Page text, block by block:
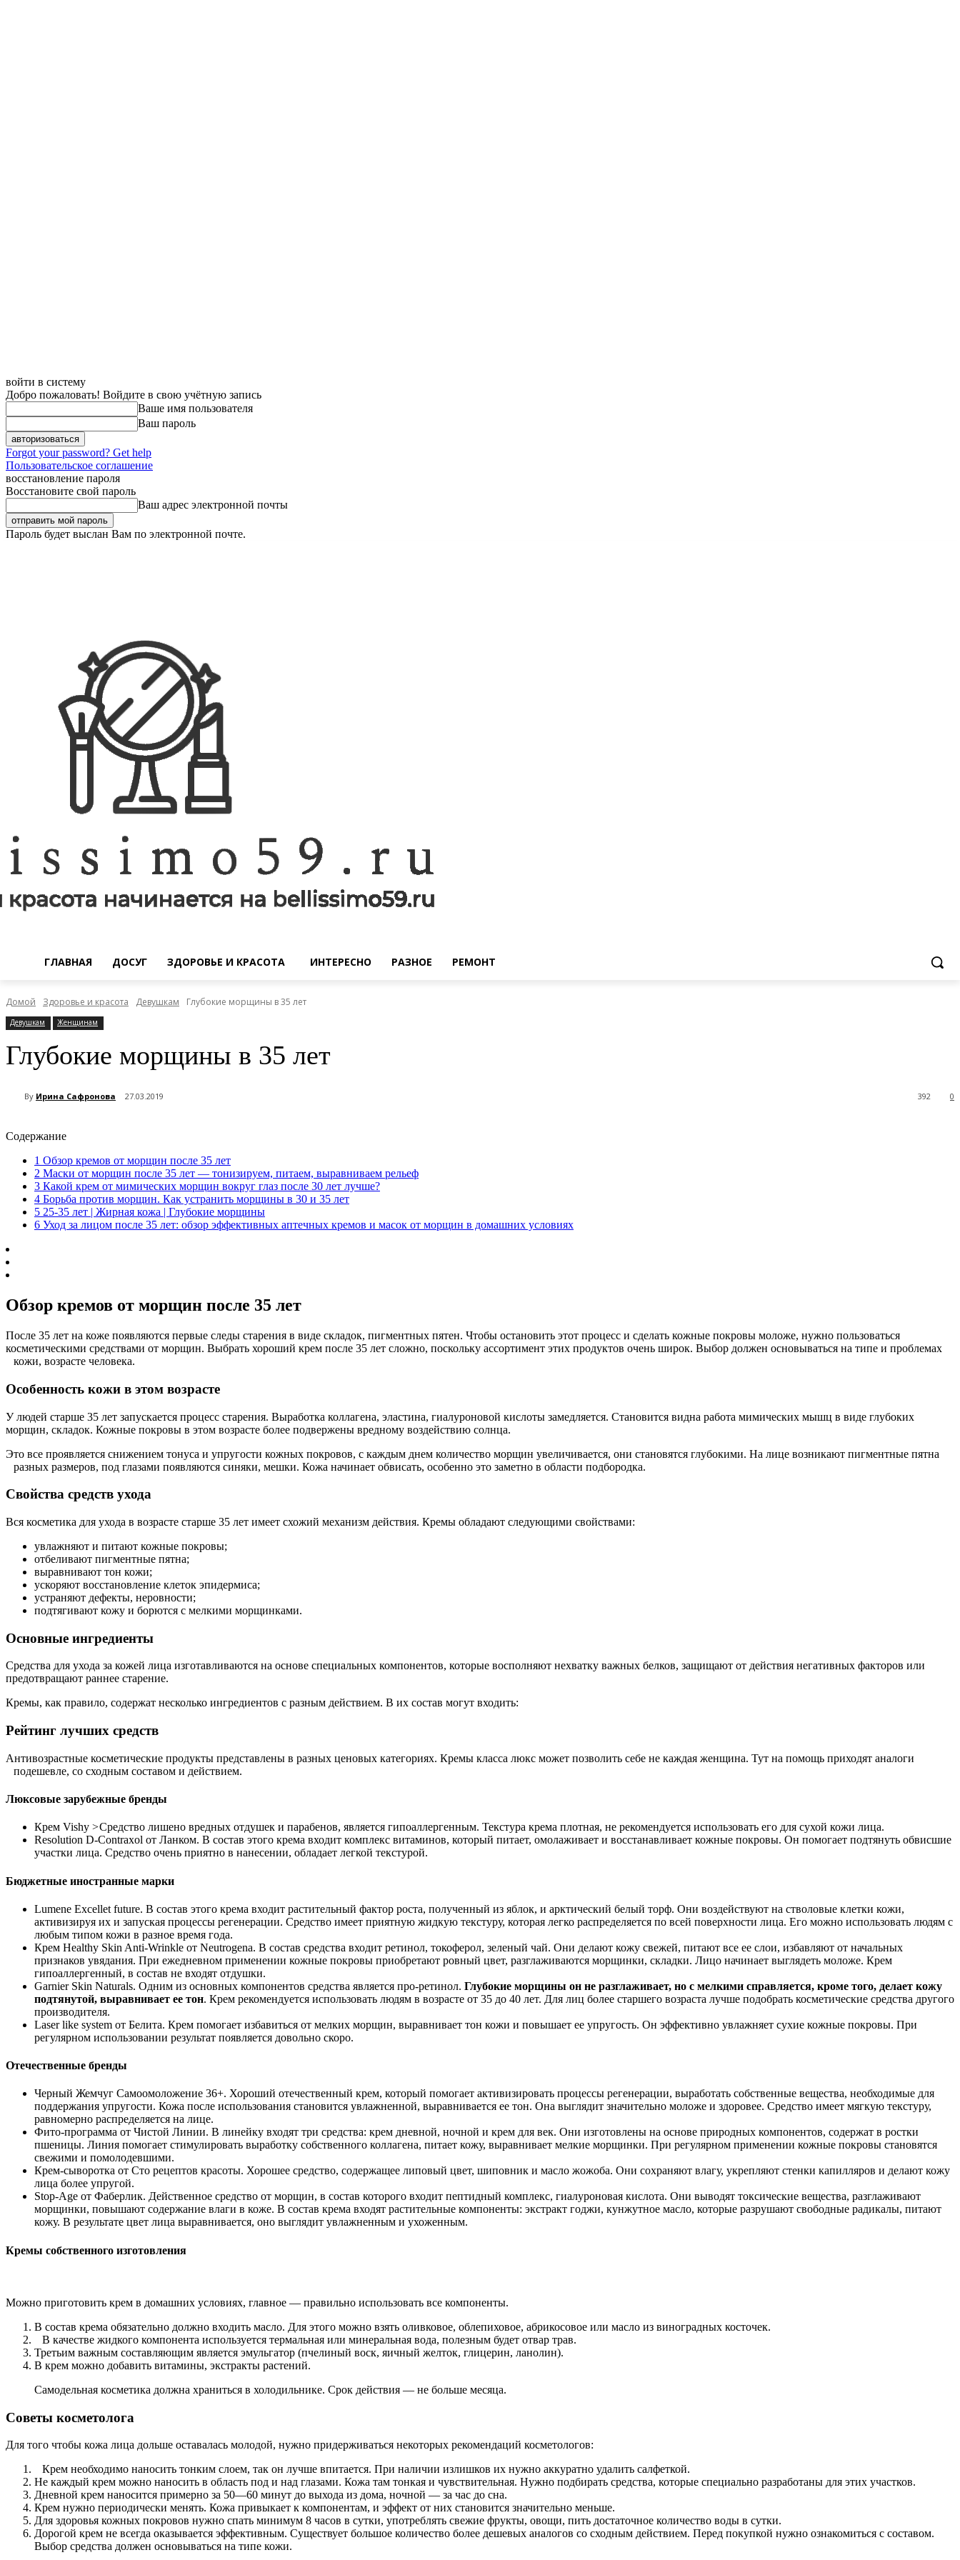
войти в систему
Добро пожаловать! Войдите в свою учётную запись
Ваше имя пользователя
Ваш пароль
Forgot your password? Get help
Пользовательское соглашение
восстановление пароля
Восстановите свой пароль
Ваш адрес электронной почты
Пароль будет выслан Вам по электронной почте.
ГЛАВНАЯ ДОСУГ ЗДОРОВЬЕ И КРАСОТА ИНТЕРЕСНО РАЗНОЕ РЕМОНТ
Домой Здоровье и красота Девушкам Глубокие морщины в 35 лет
Девушкам Женщинам
Глубокие морщины в 35 лет
By Ирина Сафронова 27.03.2019 0
392
Содержание
1 Обзор кремов от морщин после 35 лет
2 Маски от морщин после 35 лет — тонизируем, питаем, выравниваем рельеф
3 Какой крем от мимических морщин вокруг глаз после 30 лет лучше?
4 Борьба против морщин. Как устранить морщины в 30 и 35 лет
5 25-35 лет | Жирная кожа | Глубокие морщины
6 Уход за лицом после 35 лет: обзор эффективных аптечных кремов и масок от морщин в домашних условиях
Обзор кремов от морщин после 35 лет
После 35 лет на коже появляются первые следы старения в виде складок, пигментных пятен. Чтобы остановить этот процесс и сделать кожные покровы моложе, нужно пользоваться
косметическими средствами от морщин. Выбрать хороший крем после 35 лет сложно, поскольку ассортимент этих продуктов очень широк. Выбор должен основываться на типе и проблемах
кожи, возрасте человека.
Особенность кожи в этом возрасте
У людей старше 35 лет запускается процесс старения. Выработка коллагена, эластина, гиалуроновой кислоты замедляется. Становится видна работа мимических мышц в виде глубоких
морщин, складок. Кожные покровы в этом возрасте более подвержены вредному воздействию солнца.
Это все проявляется снижением тонуса и упругости кожных покровов, с каждым днем количество морщин увеличивается, они становятся глубокими. На лице возникают пигментные пятна
разных размеров, под глазами появляются синяки, мешки. Кожа начинает обвисать, особенно это заметно в области подбородка.
Свойства средств ухода
Вся косметика для ухода в возрасте старше 35 лет имеет схожий механизм действия. Кремы обладают следующими свойствами:
увлажняют и питают кожные покровы;
отбеливают пигментные пятна;
выравнивают тон кожи;
ускоряют восстановление клеток эпидермиса;
устраняют дефекты, неровности;
подтягивают кожу и борются с мелкими морщинками.
Основные ингредиенты
Средства для ухода за кожей лица изготавливаются на основе специальных компонентов, которые восполняют нехватку важных белков, защищают от действия негативных факторов или
предотвращают раннее старение.
Кремы, как правило, содержат несколько ингредиентов с разным действием. В их состав могут входить:
Рейтинг лучших средств
Антивозрастные косметические продукты представлены в разных ценовых категориях. Кремы класса люкс может позволить себе не каждая женщина. Тут на помощь приходят аналоги
подешевле, со сходным составом и действием.
Люксовые зарубежные бренды
Крем Vishy >Средство лишено вредных отдушек и парабенов, является гипоаллергенным. Текстура крема плотная, не рекомендуется использовать его для сухой кожи лица.
Resolution D-Contraxol от Ланком. В состав этого крема входит комплекс витаминов, который питает, омолаживает и восстанавливает кожные покровы. Он помогает подтянуть обвисшие
участки лица. Средство очень приятно в нанесении, обладает легкой текстурой.
Бюджетные иностранные марки
Lumene Excellet future. В состав этого крема входит растительный фактор роста, полученный из яблок, и арктический белый торф. Они воздействуют на стволовые клетки кожи,
активизируя их и запуская процессы регенерации. Средство имеет приятную жидкую текстуру, которая легко распределяется по всей поверхности лица. Его можно использовать людям с
любым типом кожи в разное время года.
Крем Healthy Skin Anti-Wrinkle от Neutrogena. В состав средства входит ретинол, токоферол, зеленый чай. Они делают кожу свежей, питают все ее слои, избавляют от начальных
признаков увядания. При ежедневном применении кожные покровы приобретают ровный цвет, разглаживаются морщинки, складки. Лицо начинает выглядеть моложе. Крем
гипоаллергенный, в состав не входят отдушки.
Garnier Skin Naturals. Одним из основных компонентов средства является про-ретинол. Глубокие морщины он не разглаживает, но с мелкими справляется, кроме того, делает кожу
подтянутой, выравнивает ее тон. Крем рекомендуется использовать людям в возрасте от 35 до 40 лет. Для лиц более старшего возраста лучше подобрать косметические средства другого
производителя.
Laser like system от Белита. Крем помогает избавиться от мелких морщин, выравнивает тон кожи и повышает ее упругость. Он эффективно увлажняет сухие кожные покровы. При
регулярном использовании результат появляется довольно скоро.
Отечественные бренды
Черный Жемчуг Самоомоложение 36+. Хороший отечественный крем, который помогает активизировать процессы регенерации, выработать собственные вещества, необходимые для
поддержания упругости. Кожа после использования становится увлажненной, выравнивается ее тон. Она выглядит значительно моложе и здоровее. Средство имеет мягкую текстуру,
равномерно распределяется на лице.
Фито-программа от Чистой Линии. В линейку входят три средства: крем дневной, ночной и крем для век. Они изготовлены на основе природных компонентов, содержат в ростки
пшеницы. Линия помогает стимулировать выработку собственного коллагена, питает кожу, выравнивает мелкие морщинки. При регулярном применении кожные покровы становятся
свежими и помолодевшими.
Крем-сыворотка от Сто рецептов красоты. Хорошее средство, содержащее липовый цвет, шиповник и масло жожоба. Они сохраняют влагу, укрепляют стенки капилляров и делают кожу
лица более упругой.
Stop-Age от Фаберлик. Действенное средство от морщин, в состав которого входит пептидный комплекс, гиалуроновая кислота. Они выводят токсические вещества, разглаживают
морщинки, повышают содержание влаги в коже. В состав крема входят растительные компоненты: экстракт годжи, кунжутное масло, которые разрушают свободные радикалы, питают
кожу. В результате цвет лица выравнивается, оно выглядит увлажненным и ухоженным.
Кремы собственного изготовления
Можно приготовить крем в домашних условиях, главное — правильно использовать все компоненты.
В состав крема обязательно должно входить масло. Для этого можно взять оливковое, облепиховое, абрикосовое или масло из виноградных косточек.
В качестве жидкого компонента используется термальная или минеральная вода, полезным будет отвар трав.
Третьим важным составляющим является эмульгатор (пчелиный воск, яичный желток, глицерин, ланолин).
В крем можно добавить витамины, экстракты растений.
Самодельная косметика должна храниться в холодильнике. Срок действия — не больше месяца.
Советы косметолога
Для того чтобы кожа лица дольше оставалась молодой, нужно придерживаться некоторых рекомендаций косметологов:
Крем необходимо наносить тонким слоем, так он лучше впитается. При наличии излишков их нужно аккуратно удалить салфеткой.
Не каждый крем можно наносить в область под и над глазами. Кожа там тонкая и чувствительная. Нужно подбирать средства, которые специально разработаны для этих участков.
Дневной крем наносится примерно за 50—60 минут до выхода из дома, ночной — за час до сна.
Крем нужно периодически менять. Кожа привыкает к компонентам, и эффект от них становится значительно меньше.
Для здоровья кожных покровов нужно спать минимум 8 часов в сутки, употреблять свежие фрукты, овощи, пить достаточное количество воды в сутки.
Дорогой крем не всегда оказывается эффективным. Существует большое количество более дешевых аналогов со сходным действием. Перед покупкой нужно ознакомиться с составом.
Выбор средства должен основываться на типе кожи.